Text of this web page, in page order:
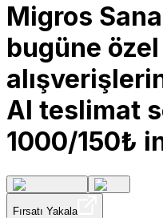
Migros
bugüne
Al teslimat
1000/150₺
Fırsatı Yakala